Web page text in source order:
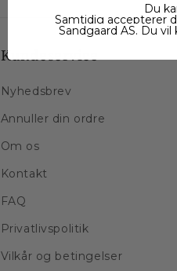
Kundeservice
Nyhedsbrev
Annuller din ordre
Om os
Kontakt
FAQ
Privatlivspolitik
Vilkår og betingelser
Du
Samtidig accepterer
Sandgaard AS. Du